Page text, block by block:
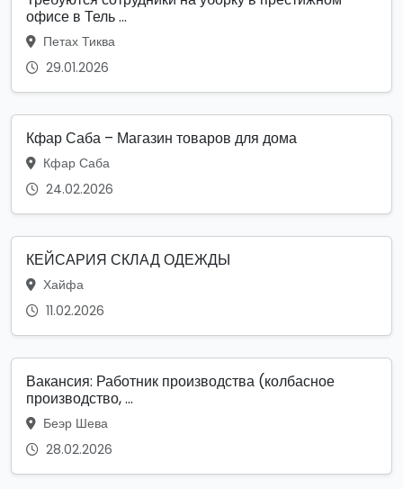
офисе в Тель ...
Петах Тиква
29.01.2026
Кфар Саба – Магазин товаров для дома
Кфар Саба
24.02.2026
КЕЙСАРИЯ СКЛАД ОДЕЖДЫ
Хайфа
11.02.2026
Вакансия: Работник производства (колбасное
производство, ...
Беэр Шева
28.02.2026